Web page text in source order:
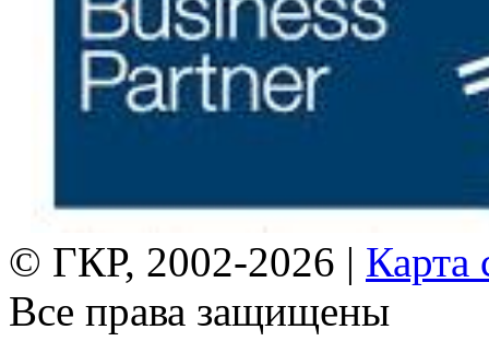
© ГКР, 2002-2026 | Карта
Все права защищены